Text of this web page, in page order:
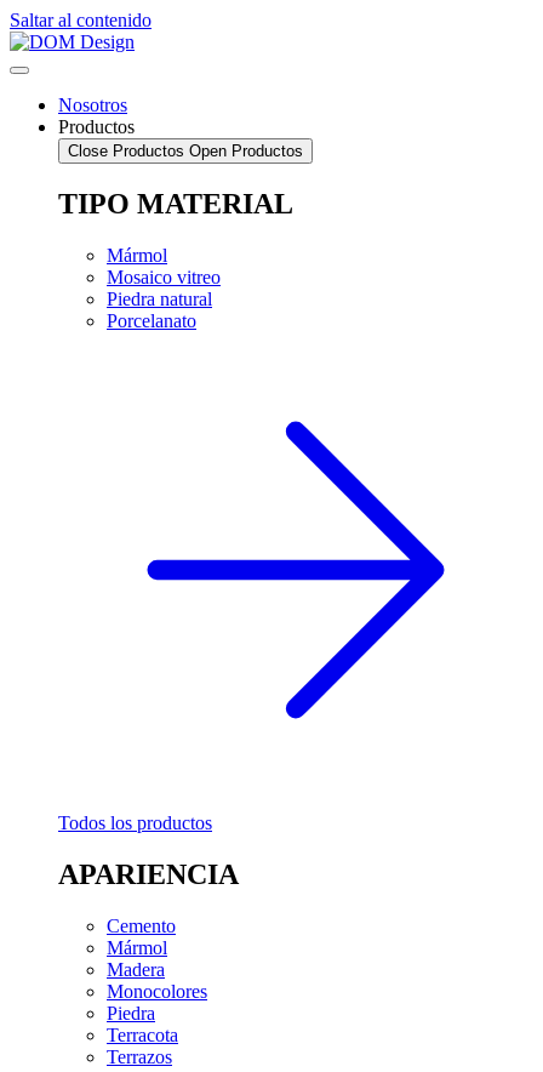
Saltar al contenido
Nosotros
Productos
Close Productos Open Productos
TIPO MATERIAL
Mármol
Mosaico vitreo
Piedra natural
Porcelanato
Todos los productos
APARIENCIA
Cemento
Mármol
Madera
Monocolores
Piedra
Terracota
Terrazos